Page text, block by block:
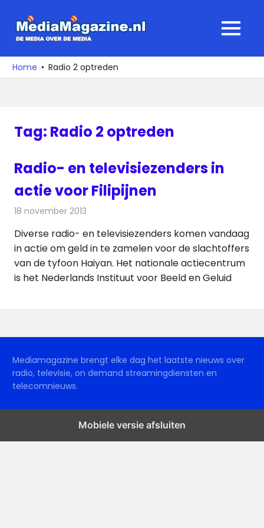
naar
media
over
MENU
Home Radio 2 optreden
Tag: Radio 2 optreden
Radio- en televisiezenders in
actie voor Filipijnen
18 november 2013
Diverse radio- en televisiezenders komen vandaag
in actie om geld in te zamelen voor de slachtoffers
van de tyfoon Haiyan. Het nationale actiecentrum
is het Nederlands Instituut voor Beeld en Geluid
Mediamagazine brengt elke dag het laatste nieuws over
radio, televisie, on demand streamingdiensten en
telecomnieuws.
Mobiele versie afsluiten